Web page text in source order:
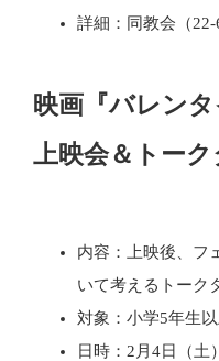
詳細：同教会（22-
映画『バレンタ
上映会＆トー
内容：上映後、フ
いて考えるトーク
対象：小学5年生以
日時：2月4日（土